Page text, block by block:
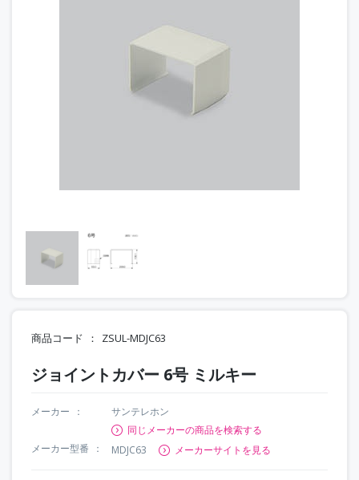
商品コード ZSUL-MDJC63
ジョイントカバー 6号 ミルキー
メーカー
サンテレホン
同じメーカーの商品を検索する
メーカー型番
MDJC63 メーカーサイトを見る